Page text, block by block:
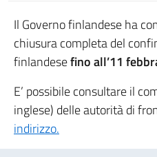
Il Governo finlandese ha
chiusura completa del
finlandesefino all’11
E’ possibile consultare il
inglese) delle autorità di
indirizzo.